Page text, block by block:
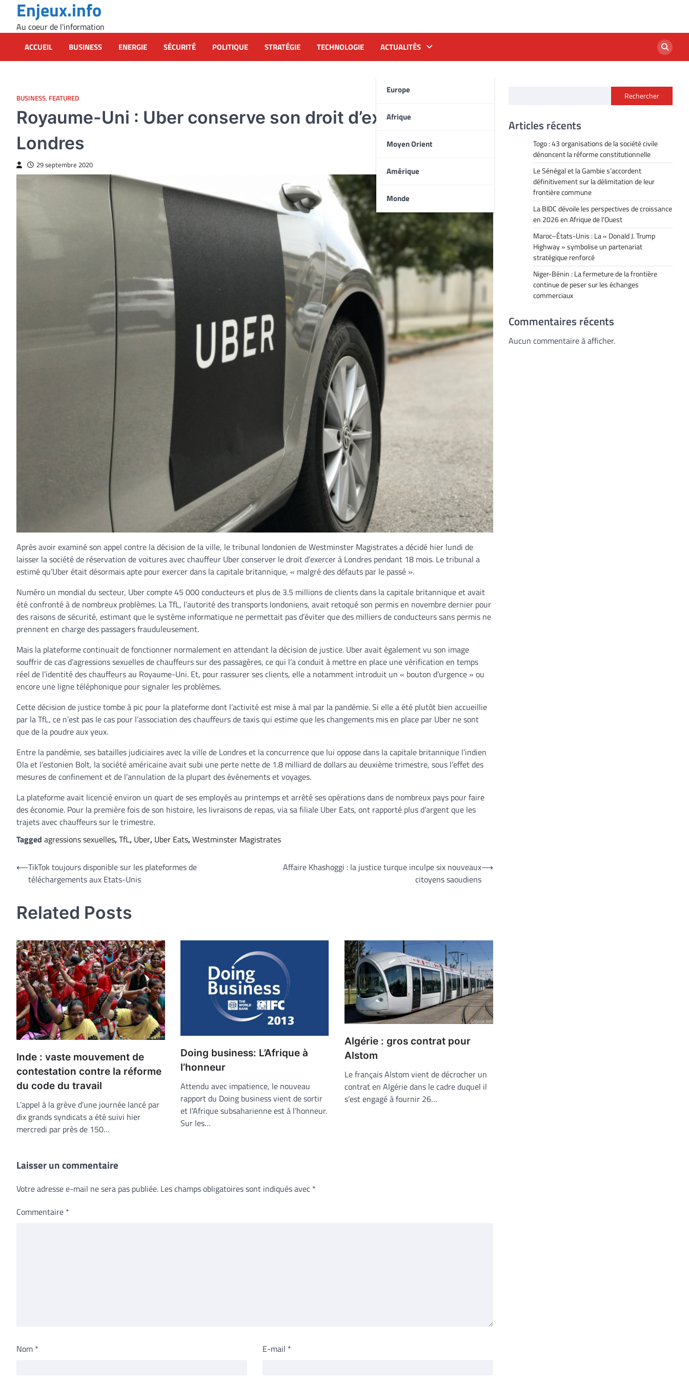
content
Enjeux.info
Au coeur de l'information
ACCUEIL BUSINESS ENERGIE SÉCURITÉ POLITIQUE STRATÉGIE TECHNOLOGIE ACTUALITÉS
Europe
Afrique
Moyen Orient
Amérique
Monde
BUSINESS, FEATURED
Royaume-Uni : Uber conserve son droit d’exercer à
Londres
29 septembre 2020
Après avoir examiné son appel contre la décision de la ville, le tribunal londonien de Westminster Magistrates a décidé hier lundi de
laisser la société de réservation de voitures avec chauffeur Uber conserver le droit d’exercer à Londres pendant 18 mois. Le tribunal a
estimé qu’Uber était désormais apte pour exercer dans la capitale britannique, « malgré des défauts par le passé ».
Numéro un mondial du secteur, Uber compte 45 000 conducteurs et plus de 3.5 millions de clients dans la capitale britannique et avait
été confronté à de nombreux problèmes. La TfL, l’autorité des transports londoniens, avait retoqué son permis en novembre dernier pour
des raisons de sécurité, estimant que le système informatique ne permettait pas d’éviter que des milliers de conducteurs sans permis ne
prennent en charge des passagers frauduleusement.
Mais la plateforme continuait de fonctionner normalement en attendant la décision de justice. Uber avait également vu son image
souffrir de cas d’agressions sexuelles de chauffeurs sur des passagères, ce qui l’a conduit à mettre en place une vérification en temps
réel de l’identité des chauffeurs au Royaume-Uni. Et, pour rassurer ses clients, elle a notamment introduit un « bouton d’urgence » ou
encore une ligne téléphonique pour signaler les problèmes.
Cette décision de justice tombe à pic pour la plateforme dont l’activité est mise à mal par la pandémie. Si elle a été plutôt bien accueillie
par la TfL, ce n’est pas le cas pour l’association des chauffeurs de taxis qui estime que les changements mis en place par Uber ne sont
que de la poudre aux yeux.
Entre la pandémie, ses batailles judiciaires avec la ville de Londres et la concurrence que lui oppose dans la capitale britannique l’indien
Ola et l’estonien Bolt, la société américaine avait subi une perte nette de 1.8 milliard de dollars au deuxième trimestre, sous l’effet des
mesures de confinement et de l’annulation de la plupart des événements et voyages.
La plateforme avait licencié environ un quart de ses employés au printemps et arrêté ses opérations dans de nombreux pays pour faire
des économie. Pour la première fois de son histoire, les livraisons de repas, via sa filiale Uber Eats, ont rapporté plus d’argent que les
trajets avec chauffeurs sur le trimestre.
Tagged agressions sexuelles,TfL, Uber, Uber Eats,Westminster Magistrates
Navigation
⟵TikTok toujours disponible sur les plateformes de
téléchargements aux Etats-Unis
Affaire Khashoggi : la justice turque inculpe six nouveaux
citoyens saoudiens
⟶
Related Posts
Inde : vaste mouvement de
contestation contre la réforme
du code du travail
L’appel à la grève d’une journée lancé par
dix grands syndicats a été suivi hier
mercredi par près de 150…
Doing business: L’Afrique à
l’honneur
Attendu avec impatience, le nouveau
rapport du Doing business vient de sortir
et l’Afrique subsaharienne est à l’honneur.
Sur les…
Algérie : gros contrat pour
Alstom
Le français Alstom vient de décrocher un
contrat en Algérie dans le cadre duquel il
s’est engagé à fournir 26…
Laisser un commentaire
Votre adresse e-mail ne sera pas publiée. Les champs obligatoires sont indiqués avec *
Commentaire *
Nom * E-mail *
Rechercher
Articles récents
Togo : 43 organisations de la société civile
dénoncent la réforme constitutionnelle
Le Sénégal et la Gambie s’accordent
définitivement sur la délimitation de leur
frontière commune
La BIDC dévoile les perspectives de croissance
en 2026 en Afrique de l’Ouest
Maroc–États-Unis : La « Donald J. Trump
Highway » symbolise un partenariat
stratégique renforcé
Niger-Bénin : La fermeture de la frontière
continue de peser sur les échanges
commerciaux
Commentaires récents
Aucun commentaire à afficher.